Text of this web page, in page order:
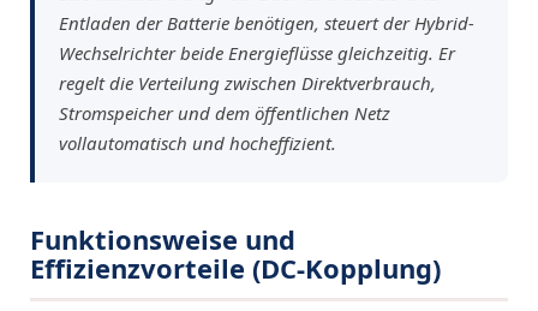
Entladen der Batterie benötigen, steuert der Hybrid-
Wechselrichter beide Energieflüsse gleichzeitig. Er
regelt die Verteilung zwischen Direktverbrauch,
Stromspeicher und dem öffentlichen Netz
vollautomatisch und hocheffizient.
Funktionsweise und
Effizienzvorteile (DC-Kopplung)